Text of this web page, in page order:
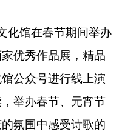
化馆在春节期间举办
优秀作品展，精品
公众号进行线上演
举办春节、元宵节
氛围中感受诗歌的